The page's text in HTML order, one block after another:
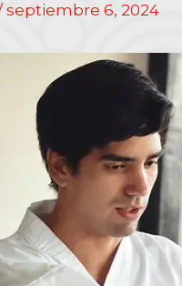
septiembre 6, 2024